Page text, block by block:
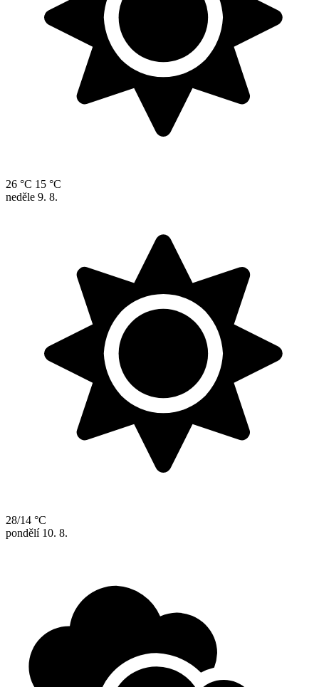
26 °C 15 °C
neděle 9. 8.
28/14 °C
pondělí 10. 8.